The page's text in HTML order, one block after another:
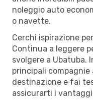
noleggio auto
o navette.
Cerchi ispirazione
Continua a leggere
svolgere a Ubatuba.
principali compagnie
destinazione e fai
assicurarti i